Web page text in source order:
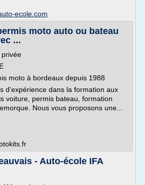
ecole.com
moto auto ou bateau
...
privée
moto à bordeaux depuis 1988
d'expérience dans la formation aux
voiture, permis bateau, formation
Nous vous proposons une...
- Auto-école IFA